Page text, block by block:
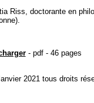
Riss, doctorante en
- pdf - 46 pages
2021 tous droits